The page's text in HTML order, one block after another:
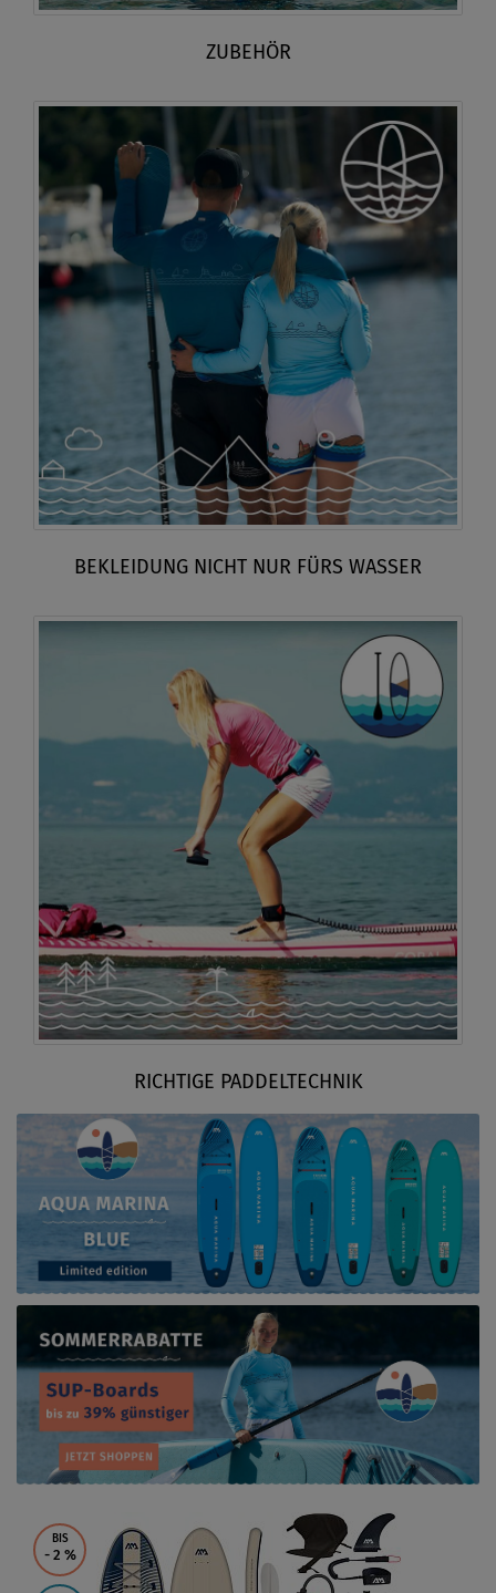
ZUBEHÖR
BEKLEIDUNG NICHT NUR FÜRS WASSER
RICHTIGE PADDELTECHNIK
BIS
- 2 %